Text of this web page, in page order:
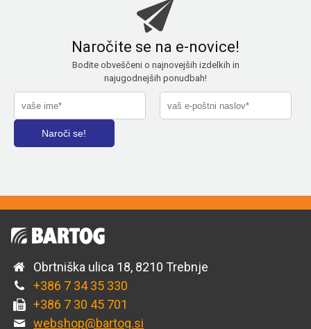
Naročite se na e-novice!
Bodite obveščeni o najnovejših izdelkih in
najugodnejših ponudbah!
Obrtniška ulica 18, 8210 Trebnje
+386 7 34 35 330
+386 7 30 45 701
webshop@bartog.si